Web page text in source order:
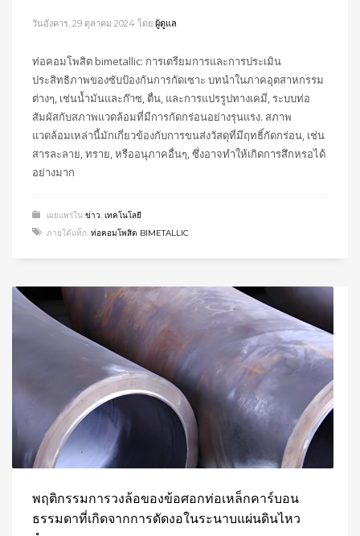
วันอังคาร, 29 ตุลาคม 2024 โดย ผู้ดูแล
ท่อคอมโพสิต bimetallic: การเตรียมการและการประเมิน
ประสิทธิภาพของซับป้องกันการกัดเซาะ บทนำในภาคอุตสาหกรรม
ต่างๆ, เช่นน้ำมันและก๊าซ, ตื่น, และการแปรรูปทางเคมี, ระบบท่อ
สัมผัสกับสภาพแวดล้อมที่มีการกัดกร่อนอย่างรุนแรง. สภาพ
แวดล้อมเหล่านี้มักเกี่ยวข้องกับการขนส่งวัสดุที่มีฤทธิ์กัดกร่อน, เช่น
สารละลาย, ทราย, หรืออนุภาคอื่นๆ, ซึ่งอาจทำให้เกิดการสึกหรอได้
อย่างมาก
เผยแพร่ใน ข่าว, เทคโนโลยี
ภายใต้แท็ก: ท่อคอมโพสิต BIMETALLIC
พฤติกรรมการวงล้อของข้อศอกท่อเหล็กคาร์บอน
ธรรมดาที่เกิดจากการดัดงอในระนาบแผ่นดินไหว